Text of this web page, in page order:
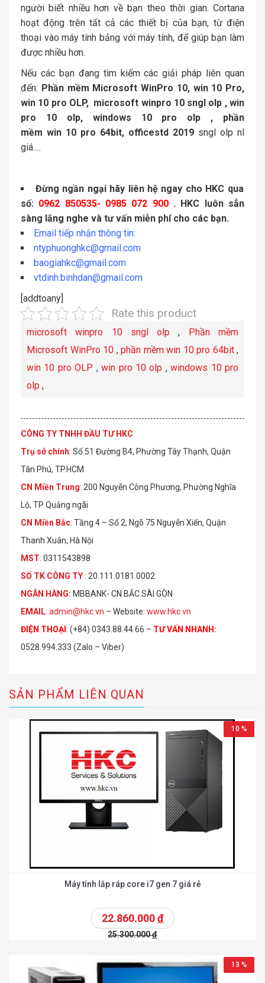
người biết nhiều hơn về bạn theo thời gian. Cortana
hoạt động trên tất cả các thiết bị của bạn, từ điện
thoại vào máy tính bảng với máy tính, để giúp bạn làm
được nhiều hơn.
Nếu các bạn đang tìm kiếm các giải pháp liên quan
đến: Phần mềm Microsoft WinPro 10, win 10 Pro,
win 10 pro OLP, microsoft winpro 10 sngl olp , win
pro 10 olp, windows 10 pro olp , phần
mềm win 10 pro 64bit, officestd 2019 sngl olp nl
giá….
Đừng ngần ngại hãy liên hệ ngay cho HKC qua
số: 0962 850535- 0985 072 900. HKC luôn sẳn
sàng lắng nghe và tư vấn miễn phí cho các bạn.
Email tiếp nhận thông tin:
ntyphuonghkc@gmail.com
baogiahkc@gmail.com
vtdinh.binhdan@gmail.com
[addtoany]
Rate this product
microsoft winpro 10 sngl olp , Phần mềm
Microsoft WinPro 10 , phần mềm win 10 pro 64bit,
win 10 pro OLP ,win pro 10 olp ,windows 10 pro
olp ,
CÔNG TY TNHH ĐẦU TƯ HKC
Trụ sở chính: Số 51 Đường B4, Phường Tây Thạnh, Quận
Tân Phú, TP.HCM
CN Miền Trung: 200 Nguyễn Công Phương, Phường Nghĩa
Lộ, TP Quảng ngãi
CN Miền Bắc: Tầng 4 – Số 2, Ngõ 75 Nguyễn Xiển, Quận
Thanh Xuân, Hà Nội
MST: 0311543898
SỐ TK CÔ NG TY : 20.111.0181.0002
NGÂN HÀNG: MBBANK- CN BẮC SÀI GÒN
EMAIL: admin@hkc.vn – Website: www.hkc.vn
ĐIỆN THOẠI : (+84) 0343.88.44.66 – TƯ VẤN NHANH :
0528.994.333 (Zalo – Viber)
SẢN PHẨM LIÊN QUAN
10 %
Máy tính lắp ráp core i7 gen 7 giá rẻ
22.860.000đ
25.300.000đ
13 %